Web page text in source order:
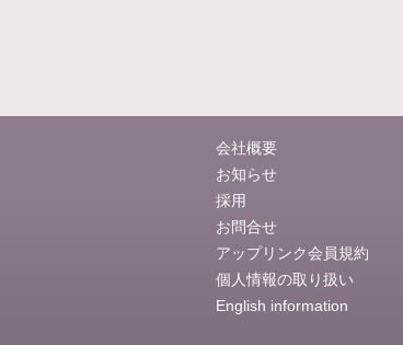
会社概要
お知らせ
採用
お問合せ
アップリンク会員規約
個人情報の取り扱い
English information